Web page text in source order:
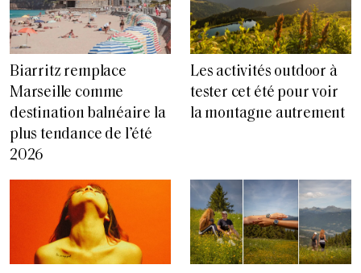
Biarritz remplace
Marseille comme
destination balnéaire la
plus tendance de l’été
2026
Les activités outdoor à
tester cet été pour voir
la montagne autrement